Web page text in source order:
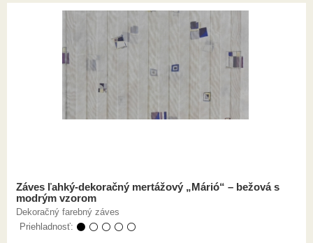
Záves ľahký-dekoračný mertážový „Márió“ – bežová s
modrým vzorom
Dekoračný farebný záves
Priehladnosť: ⚫ ⚪ ⚪ ⚪ ⚪